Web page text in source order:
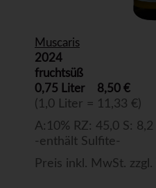
Muscaris
2024
fruchtsüß
0,75 Liter
8,50 €
(1,0 Liter = 11,33 €)
A:10% RZ: 45,0 S: 8,2
-enthält Sulfite-
Preis inkl. MwSt. zzgl.